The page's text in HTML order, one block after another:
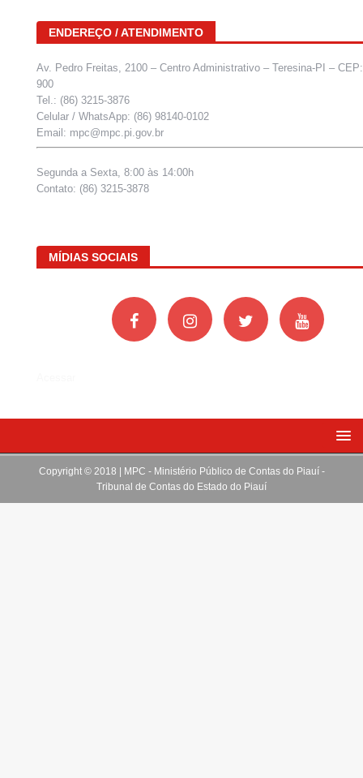
ENDEREÇO / ATENDIMENTO
Av. Pedro Freitas, 2100 – Centro Administrativo – Teresina-PI –
900
Tel.: (86) 3215-3876
Celular / WhatsApp: (86) 98140-0102
Email: mpc@mpc.pi.gov.br
Segunda a Sexta, 8:00 às 14:00h
Contato: (86) 3215-3878
MÍDIAS SOCIAIS
Copyright © 2018 | MPC - Ministério Público de Contas do Piauí -
Tribunal de Contas do Estado do Piauí